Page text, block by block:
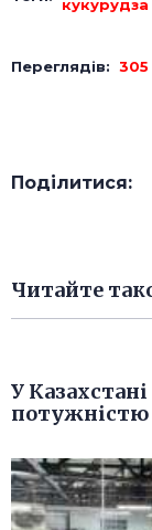
кукурудза
Переглядів: 305
Поділитися:
Читайте
У
потужністю